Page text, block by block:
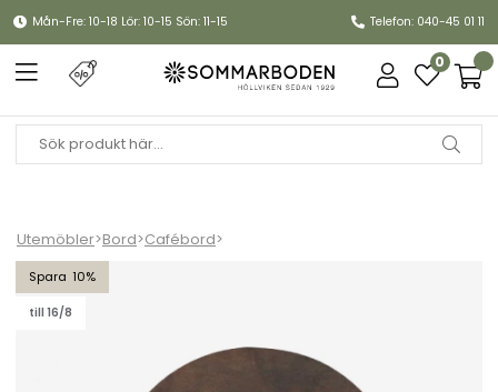
Mån-Fre: 10-18 Lör: 10-15 Sön: 11-15 Telefon: 040-45 01 11
0
Utemöbler>Bord>Cafébord>
10
till 16/8
Piani bordsskiva laminat Ø 70 cm - corten